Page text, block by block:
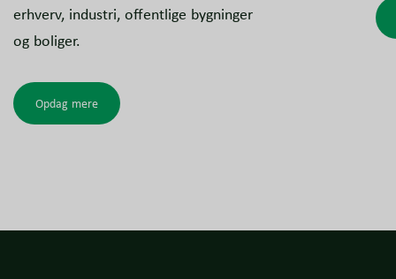
erhverv, industri, offentlige bygninger
og boliger.
Opdag mere